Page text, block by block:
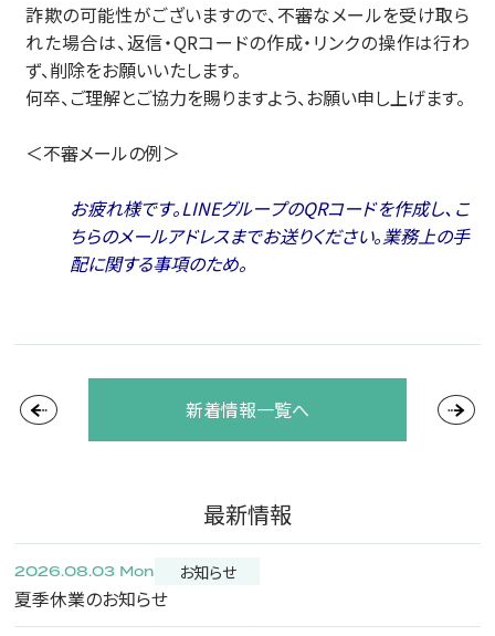
詐欺の可能性がございますので、不審なメールを受け取ら
れた場合は、返信・QRコードの作成・リンクの操作は行わ
ず、削除をお願いいたします。
何卒、ご理解とご協力を賜りますよう、お願い申し上げます。
＜不審メールの例＞
お疲れ様です。LINEグループのQRコードを作成し、こ
ちらのメールアドレスまでお送りください。業務上の手
配に関する事項のため。
新着情報一覧へ
最新情報
2026.08.03 Mon お知らせ
夏季休業のお知らせ